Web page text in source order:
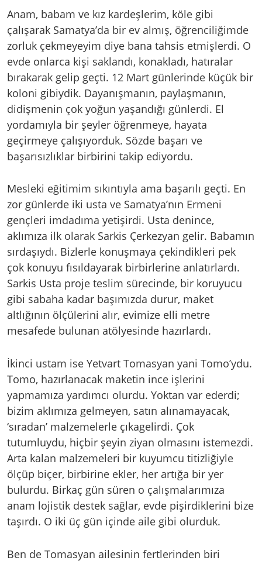
Anam, babam ve kız kardeşlerim, köle gibi
çalışarak Samatya’da bir ev almış, öğrenciliğimde
zorluk çekmeyeyim diye bana tahsis etmişlerdi. O
evde onlarca kişi saklandı, konakladı, hatıralar
bırakarak gelip geçti. 12 Mart günlerinde küçük bir
koloni gibiydik. Dayanışmanın, paylaşmanın,
didişmenin çok yoğun yaşandığı günlerdi. El
yordamıyla bir şeyler öğrenmeye, hayata
geçirmeye çalışıyorduk. Sözde başarı ve
başarısızlıklar birbirini takip ediyordu.
Mesleki eğitimim sıkıntıyla ama başarılı geçti. En
zor günlerde iki usta ve Samatya’nın Ermeni
gençleri imdadıma yetişirdi. Usta denince,
aklımıza ilk olarak Sarkis Çerkezyan gelir. Babamın
sırdaşıydı. Bizlerle konuşmaya çekindikleri pek
çok konuyu fısıldayarak birbirlerine anlatırlardı.
Sarkis Usta proje teslim sürecinde, bir koruyucu
gibi sabaha kadar başımızda durur, maket
altlığının ölçülerini alır, evimize elli metre
mesafede bulunan atölyesinde hazırlardı.
İkinci ustam ise Yetvart Tomasyan yani Tomo’ydu.
Tomo, hazırlanacak maketin ince işlerini
yapmamıza yardımcı olurdu. Yoktan var ederdi;
bizim aklımıza gelmeyen, satın alınamayacak,
‘sıradan’ malzemelerle çıkagelirdi. Çok
tutumluydu, hiçbir şeyin ziyan olmasını istemezdi.
Arta kalan malzemeleri bir kuyumcu titizliğiyle
ölçüp biçer, birbirine ekler, her artığa bir yer
bulurdu. Birkaç gün süren o çalışmalarımıza
anam lojistik destek sağlar, evde pişirdiklerini bize
taşırdı. O iki üç gün içinde aile gibi olurduk.
Ben de Tomasyan ailesinin fertlerinden biri